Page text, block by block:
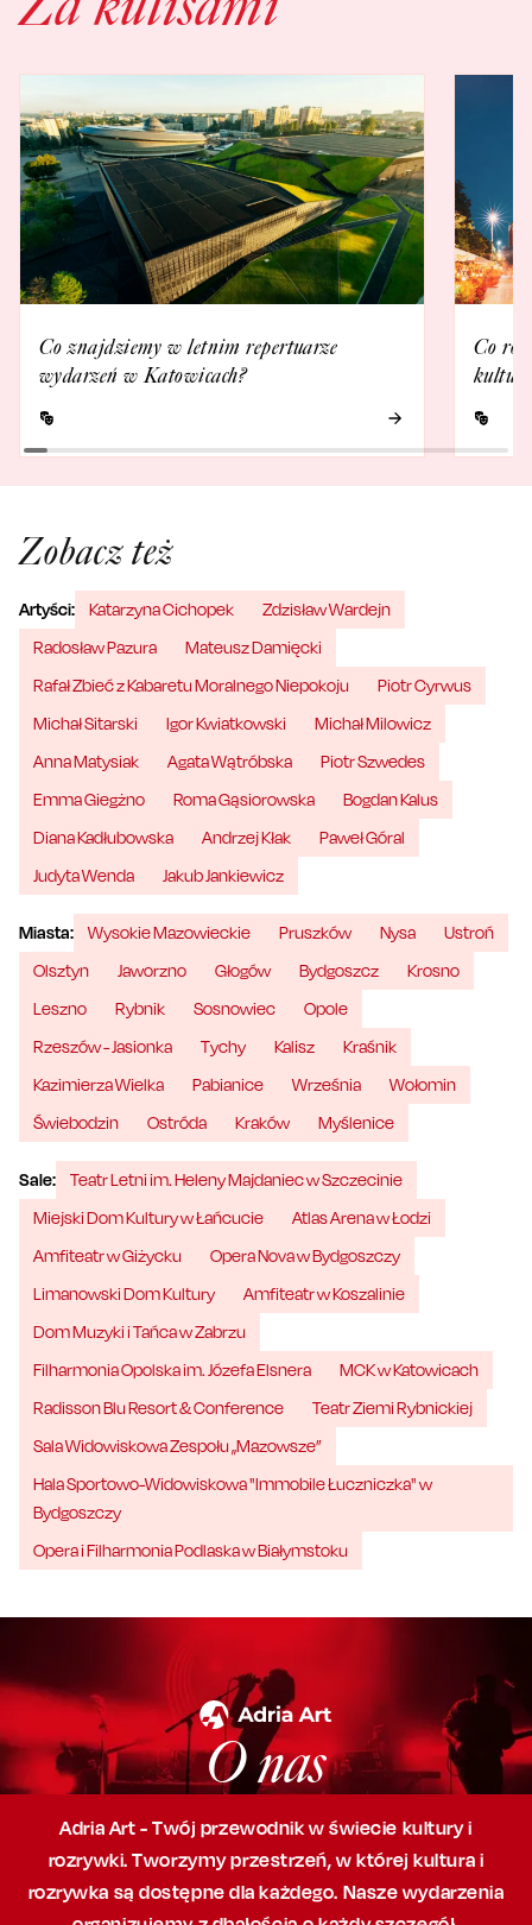
Co znajdziemy w letnim repertuarze
wydarzeń w Katowicach?
Co
Zobacz też
Artyści: Katarzyna Cichopek
Zdzisław Wardejn
Radosław Pazura
Mateusz Damięcki
Rafał Zbieć z Kabaretu Moralnego Niepokoju
Piotr Cyrwus
Michał Sitarski
Igor Kwiatkowski
Michał Milowicz
Anna Matysiak
Agata Wątróbska
Piotr Szwedes
Emma Giegżno
Roma Gąsiorowska
Bogdan Kalus
Diana Kadłubowska
Andrzej Kłak
Paweł Góral
Judyta Wenda
Jakub Jankiewicz
Miasta: Wysokie Mazowieckie Pruszków Nysa
Ustroń
Olsztyn
Jaworzno Głogów Bydgoszcz
Krosno
Leszno
Rybnik Sosnowiec
Opole
Rzeszów - Jasionka
Tychy Kalisz
Kraśnik
Kazimierza Wielka
Pabianice Września
Wołomin
Świebodzin
Ostróda Kraków Myślenice
Sale:
Teatr Letni im. Heleny Majdaniec w Szczecinie
Miejski Dom Kultury w Łańcucie
Atlas Arena w Łodzi
Amfiteatr w Giżycku
Opera Nova w Bydgoszczy
Limanowski Dom Kultury
Amfiteatr w Koszalinie
Dom Muzyki i Tańca w Zabrzu
Filharmonia Opolska im. Józefa Elsnera
MCK w Katowicach
Radisson Blu Resort & Conference
Teatr Ziemi Rybnickiej
Sala Widowiskowa Zespołu „Mazowsze”
Hala Sportowo-Widowiskowa "Immobile Łuczniczka" w
Bydgoszczy
Opera i Filharmonia Podlaska w Białymstoku
O nas
Adria Art - Twój przewodnik w świecie kultury i
rozrywki. Tworzymy przestrzeń,w której kultura i
rozrywka są dostępne dla każdego. Nasze wydarzenia